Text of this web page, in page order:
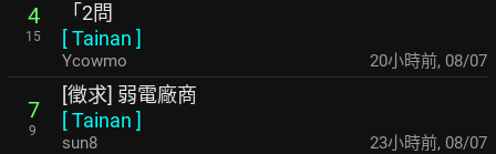
4
15
「2問
[Tainan ]
Ycowmo 20小時前, 08/07
7
9
[徵求] 弱電廠商
[Tainan ]
sun8 23小時前, 08/07